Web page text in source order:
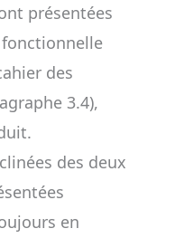
présentées
fonctionnelle
des
3.4),
des deux
en